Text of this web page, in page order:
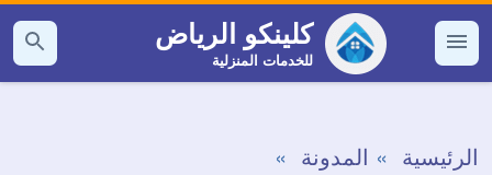
التجاوز
إلى القائمة
كلينكو الرياض
للخدمات المنزلية
بحث
عن
الرئيسية
المدونة